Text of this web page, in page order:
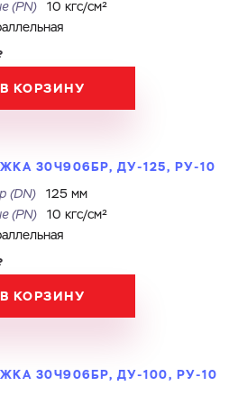
(PN)
10 кгс/см²
В КОРЗИНУ
30Ч906БР, ДУ-125, РУ-10
(DN)
125 мм
(PN)
10 кгс/см²
В КОРЗИНУ
30Ч906БР, ДУ-100, РУ-10